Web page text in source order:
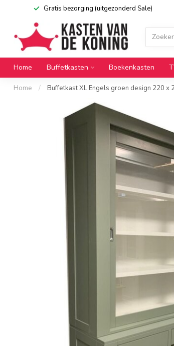
Gratis bezorging (uitgezonderd Sale)
Home Buffetkasten Boekenkasten
Home / Buffetkast XL Engels groen design 220 x